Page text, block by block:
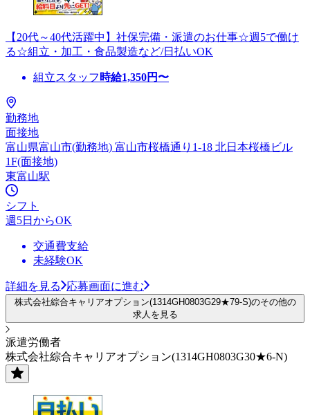
【20代～40代活躍中】社保完備・派遣のお仕事☆週5で働け
る☆組立・加工・食品製造など/日払いOK
組立スタッフ 時給1,350円〜
勤務地
面接地
富山県富山市(勤務地) 富山市桜橋通り1-18 北日本桜橋ビル
1F(面接地)
東富山駅
シフト
週5日からOK
交通費支給
未経験OK
詳細を見る 応募画面に進む
株式会社綜合キャリアオプション(1314GH0803G29★79-S)のその他の
求人を見る
派遣労働者
株式会社綜合キャリアオプション(1314GH0803G30★6-N)